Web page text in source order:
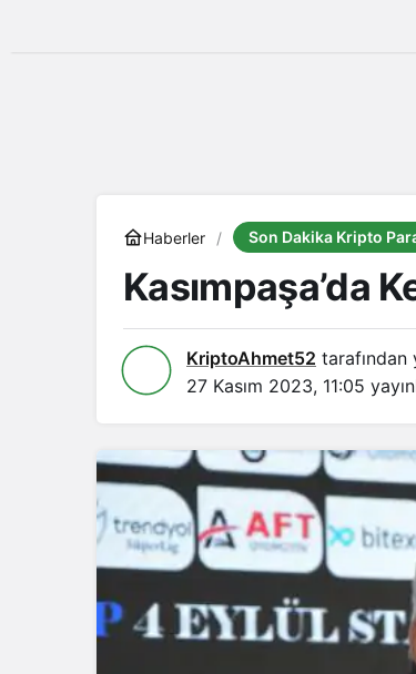
Haberler Son Dakika Kripto
Kasımpaşa’da
KriptoAhmet52 tarafından
27 Kasım 2023, 11:05